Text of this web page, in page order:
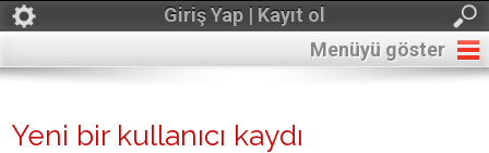
Giriş Yap | Kayıt ol
Menüyü göster
Yeni bir kullanıcı kaydı